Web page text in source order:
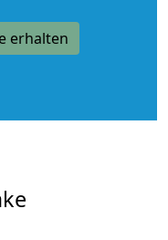
erhalten